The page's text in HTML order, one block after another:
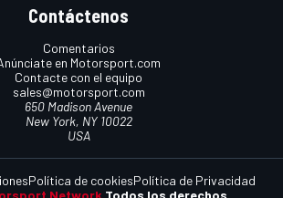
Contáctenos
Comentarios
en Motorsport.com
Contacte con el equipo
sales@motorsport.com
650 Madison Avenue
New York, NY 10022
USA
Network Todos los derechos
Política de cookiesPolítica de Privacidad